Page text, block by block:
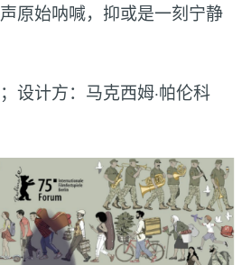
原始呐喊，抑或是一刻宁静
设计方：马克西姆·帕伦科